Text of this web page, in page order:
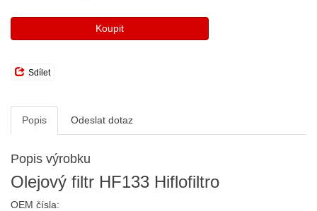
Koupit
Sdílet
Popis Odeslat dotaz
Popis výrobku
Olejový filtr HF133 Hiflofiltro
OEM čísla: